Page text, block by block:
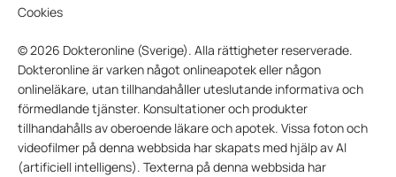
Cookies
© 2026 Dokteronline (Sverige). Alla rättigheter reserverade.
Dokteronline är varken något onlineapotek eller någon
onlineläkare, utan tillhandahåller uteslutande informativa och
förmedlande tjänster. Konsultationer och produkter
tillhandahålls av oberoende läkare och apotek. Vissa foton och
videofilmer på denna webbsida har skapats med hjälp av AI
(artificiell intelligens). Texterna på denna webbsida har